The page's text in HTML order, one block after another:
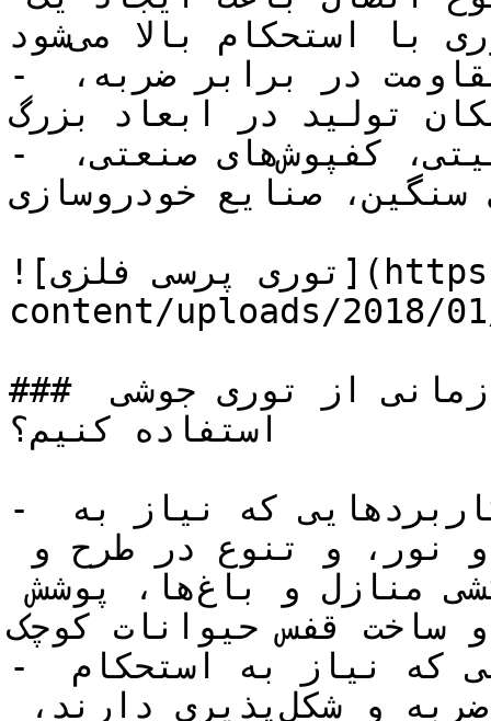
شبکه توری با استحکام بالا می‌شود.
- مزایا: استحکام بسیار بالا، مقاومت در برابر ضربه،
تولید در ابعاد بزرگ
- کاربردها: ساخت حصارهای امنیتی، کفپوش‌های صنعتی،
بتن، ساخت قفس‌های سنگین، صنایع خودروسازی
![توری پرسی فلزی](https://tajhiz-sanat.com/wp-
content/uploads/2018/
### چه زمانی از توری پرسی و چه زمانی از توری جوشی
استفاده کنیم؟
- توری پرسی: برای کاربردهایی که نیاز به
اندازه دارند، مانند حصارکشی منازل و باغ‌ها، پوشش
و ساخت قفس حیوانات کوچک.
- توری جوشی: برای کاربردهایی که نیاز به استحکام